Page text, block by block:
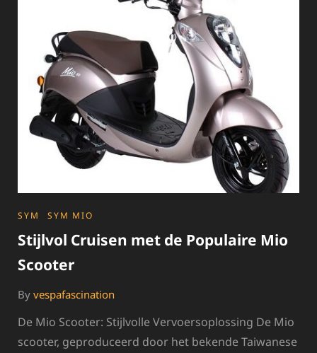
STIJLVOL
VOORDELIG
RIJPLEZIER
CATEGORIES
SYM SYM MIO
Stijlvol Cruisen met de Populaire Mio
Scooter
By vespafascination
De Mio Scooter: Stijlvolle Vervoersoplossing De Mio
scooter, geproduceerd door het bekende Taiwanese